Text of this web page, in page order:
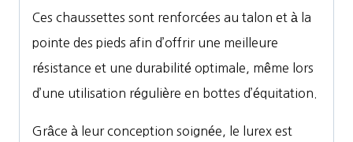
Ces chaussettes sont renforcées au talon et à la
pointe des pieds afin d’offrir une meilleure
résistance et une durabilité optimale, même lors
d’une utilisation régulière en bottes d’équitation.
Grâce à leur conception soignée, le lurex est